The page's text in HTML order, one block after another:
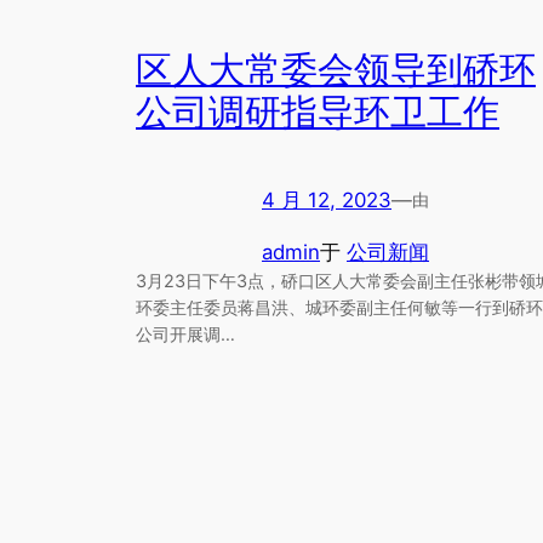
区人大常委会领导到硚环
公司调研指导环卫工作
4 月 12, 2023—由
admin于 公司新闻
3月23日下午3点，硚口区人大常委会副主任张彬带领
环委主任委员蒋昌洪、城环委副主任何敏等一行到硚环
公司开展调…